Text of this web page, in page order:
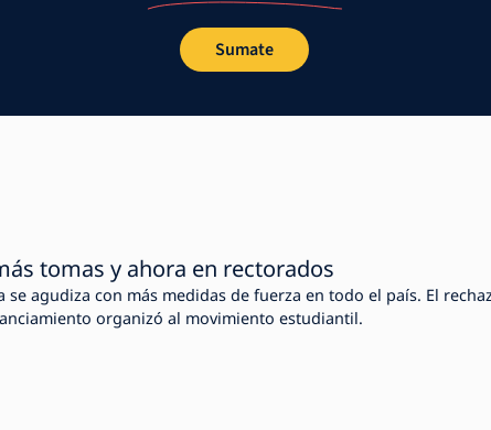
Sumate
tomas y ahora en rectorados
se agudiza con más medidas de fuerza en todo el país. El
organizó al movimiento estudiantil.